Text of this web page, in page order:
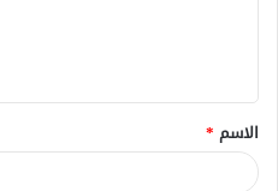
ق
*
الاسم *